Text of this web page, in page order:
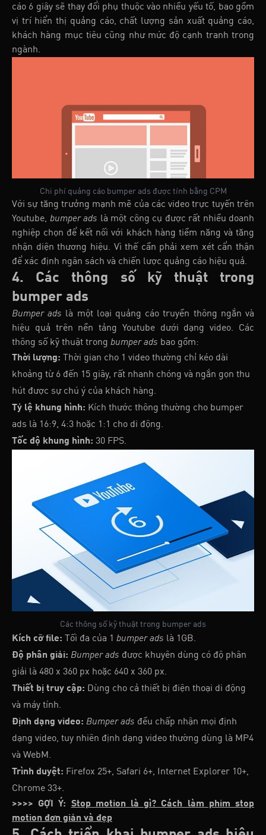
cáo 6 giây sẽ thay đổi phụ thuộc vào nhiều yếu tố, bao gồm
vị trí hiển thị quảng cáo, chất lượng sản xuất quảng cáo,
khách hàng mục tiêu cũng như mức độ cạnh tranh trong
ngành.
Chi phí quảng cáo bumper ads được tính bằng CPM
Với sự tăng trưởng mạnh mẽ của các video trực tuyến trên
Youtube, bumper ads là một công cụ được rất nhiều doanh
nghiệp chọn để kết nối với khách hàng tiềm năng và tăng
nhận diện thương hiệu. Vì thế cần phải xem xét cẩn thận
để xác định ngân sách và chiến lược quảng cáo hiệu quả.
4. Các thông số kỹ thuật trong
bumper ads
Bumper ads là một loại quảng cáo truyền thông ngắn và
hiệu quả trên nền tảng Youtube dưới dạng video. Các
thông số kỹ thuật trong bumper ads bao gồm:
Thời lượng: Thời gian cho 1 video thường chỉ kéo dài
khoảng từ 6 đến 15 giây, rất nhanh chóng và ngắn gọn thu
hút được sự chú ý của khách hàng.
Tỷ lệ khung hình: Kích thước thông thường cho bumper
ads là 16:9, 4:3 hoặc 1:1 cho di động.
Tốc độ khung hình: 30 FPS.
Các thông số kỹ thuật trong bumper ads
Kích cỡ file: Tối đa của 1 bumper ads là 1GB.
Độ phân giải: Bumper ads được khuyên dùng có độ phân
giải là 480 x 360 px hoặc 640 x 360 px.
Thiết bị truy cập: Dùng cho cả thiết bị điện thoại di động
và máy tính.
Định dạng video: Bumper ads đều chấp nhận mọi định
dạng video, tuy nhiên định dạng video thường dùng là MP4
và WebM.
Trình duyệt: Firefox 25+, Safari 6+, Internet Explorer 10+,
Chrome 33+.
>>>> GỢI Ý: Stop motion là gì? Cách làm phim stop
motion đơn giản và đẹp